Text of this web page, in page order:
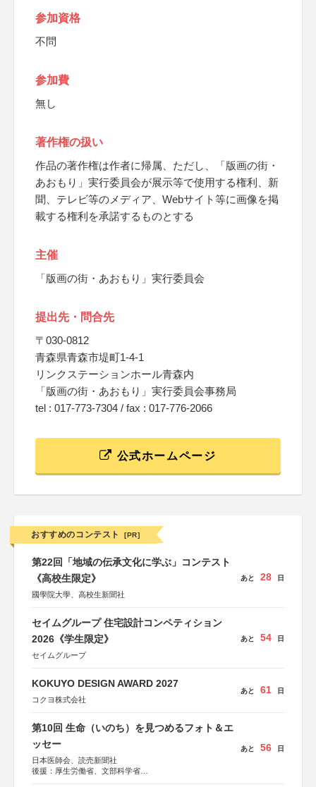
参加資格
不問
参加費
無し
著作権の扱い
作品の著作権は作者に帰属、ただし、「版画の街・
あおもり」実行委員会が展示等で使用する権利、新
聞、テレビ等のメディア、Webサイト等に画像を掲
載する権利を承諾するものとする
主催
「版画の街・あおもり」実行委員会
提出先・問合先
〒030-0812
青森県青森市堤町1-4-1
リンクステーションホール青森内
「版画の街・あおもり」実行委員会事務局
tel : 017-773-7304 / fax : 017-776-2066
公式ホームページ
おすすめのコンテスト [PR]
第22回「地域の伝承文化に学ぶ」コンテスト
《高校生限定》
國學院大學、高校生新聞社
あと 28 日
セイムグループ 住宅設計コンペティション
2026《学生限定》
セイムグループ
あと 54 日
KOKUYO DESIGN AWARD 2027
コクヨ株式会社
あと 61 日
第10回 生命（いのち）を見つめるフォト＆エ
ッセー
日本医師会、読売新聞社
後援：厚生労働省、文部科学省
あと 56 日